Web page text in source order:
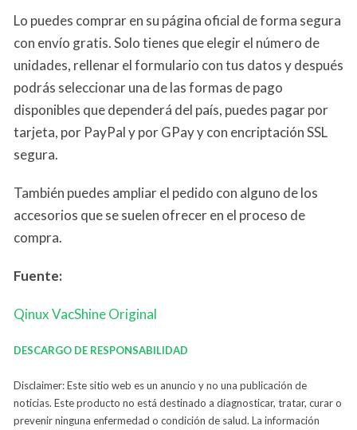
Lo puedes comprar en su página oficial de forma segura
con envío gratis. Solo tienes que elegir el número de
unidades, rellenar el formulario con tus datos y después
podrás seleccionar una de las formas de pago
disponibles que dependerá del país, puedes pagar por
tarjeta, por PayPal y por GPay y con encriptación SSL
segura.
También puedes ampliar el pedido con alguno de los
accesorios que se suelen ofrecer en el proceso de
compra.
Fuente:
Qinux VacShine Original
DESCARGO DE RESPONSABILIDAD
Disclaimer: Este sitio web es un anuncio y no una publicación de
noticias. Este producto no está destinado a diagnosticar, tratar, curar o
prevenir ninguna enfermedad o condición de salud. La información